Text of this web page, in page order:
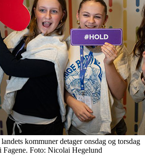
kommuner detager onsdag og torsdag
Fagene. Foto: Nicolai Hegelund